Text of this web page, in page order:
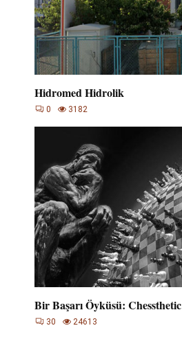
Hidromed Hidrolik
0 3182
Bir Başarı Öyküsü: Chessthetic
30 24613